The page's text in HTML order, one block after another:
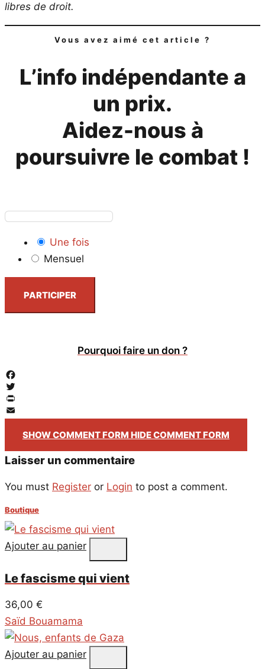
libres de droit.
Vous avez aimé cet article ?
L’info indépendante a
un prix.
Aidez-nous à
poursuivre le combat !
Une fois
Mensuel
PARTICIPER
Pourquoi faire un don ?
Facebook
Twitter
PrintFriendly
Email
SHOW COMMENT FORM HIDE COMMENT FORM
Laisser un commentaire
You must Register or Login to post a comment.
Boutique
Ajouter au panier
Le fascisme qui vient
36,00 €
Saïd Bouamama
Ajouter au panier